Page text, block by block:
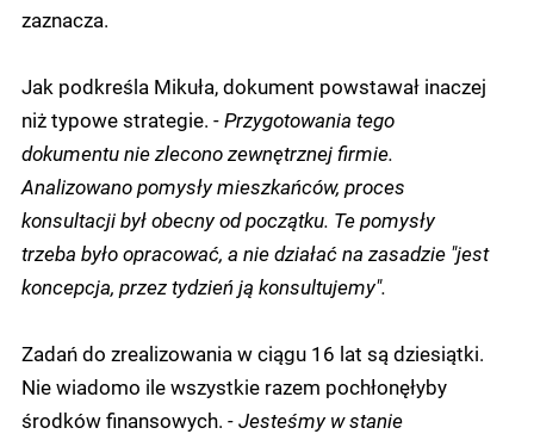
zaznacza.
Jak podkreśla Mikuła, dokument powstawał inaczej
niż typowe strategie. - Przygotowania tego
dokumentu nie zlecono zewnętrznej firmie.
Analizowano pomysły mieszkańców, proces
konsultacji był obecny od początku. Te pomysły
trzeba było opracować, a nie działać na zasadzie "jest
koncepcja, przez tydzień ją konsultujemy".
Zadań do zrealizowania w ciągu 16 lat są dziesiątki.
Nie wiadomo ile wszystkie razem pochłonęłyby
środków finansowych. - Jesteśmy w stanie